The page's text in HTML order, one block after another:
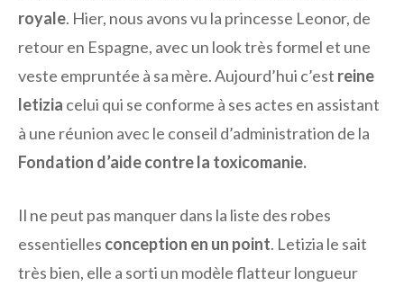
royale. Hier, nous avons vu la princesse Leonor, de
retour en Espagne, avec un look très formel et une
veste empruntée à sa mère. Aujourd’hui c’est reine
letizia celui qui se conforme à ses actes en assistant
à une réunion avec le conseil d’administration de la
Fondation d’aide contre la toxicomanie.
Il ne peut pas manquer dans la liste des robes
essentielles conception en un point. Letizia le sait
très bien, elle a sorti un modèle flatteur longueur